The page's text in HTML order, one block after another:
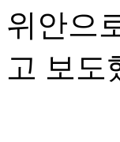
위안으
고 보도